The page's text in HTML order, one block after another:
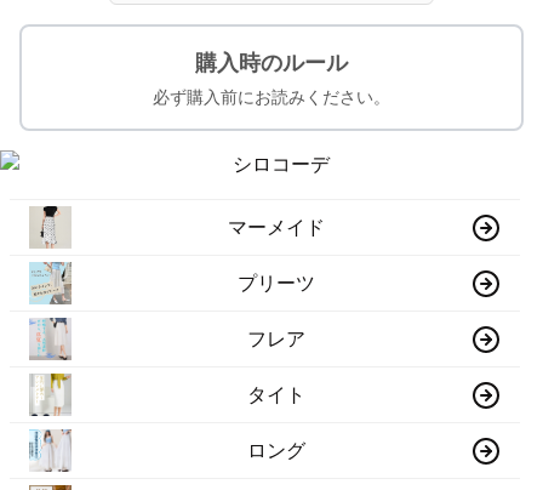
購入時のルール
必ず購入前にお読みください。
マーメイド
プリーツ
フレア
タイト
ロング